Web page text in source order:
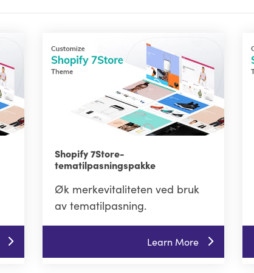
Shopify 7Store-
tematilpasningspakke
Øk merkevitaliteten ved bruk
av tematilpasning.
Learn More